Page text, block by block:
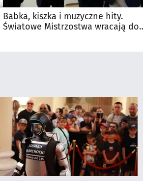
Babka, kiszka i muzyczne hity.
Światowe Mistrzostwa wracają do